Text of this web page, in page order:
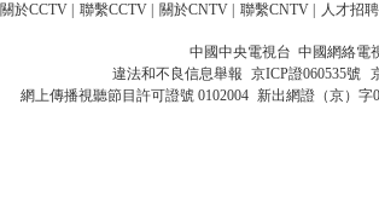
關於CCTV 聯繫CCTV 關於CNTV 聯繫CNTV 人才招聘
中國中央電視台 中國網絡電
違法和不良信息舉報 京ICP證060535號
網上傳播視聽節目許可證號 0102004 新出網證（京）